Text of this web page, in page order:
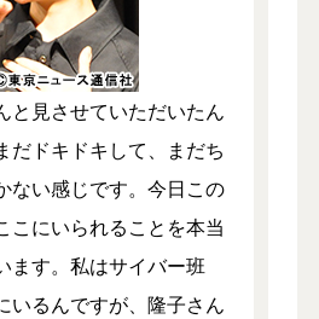
と見させていただいたん
だドキドキして、まだち
ない感じです。今日この
こにいられることを本当
ます。私はサイバー班
いるんですが、隆子さん